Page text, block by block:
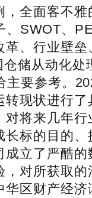
全面客不
SWOT、
、行业壁
储从动化
要参考。
现状进行
将来几年
标的目的
立了严酷
对所获取
区财产经